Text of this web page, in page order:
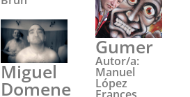
Miguel
Domene
Gumer
Autor/a:
Manuel
López